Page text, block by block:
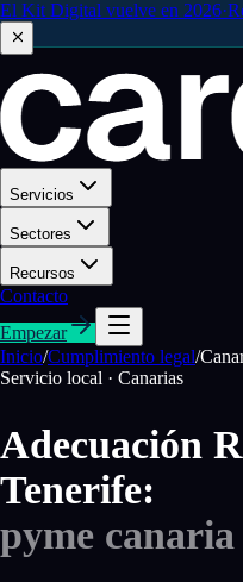
El Kit Digital vuelve en 2026·
Servicios
Sectores
Recursos
Contacto
Empezar
Inicio/Cumplimiento legal/
Servicio local · Canarias
Adecuación
Tenerife:
pyme canaria